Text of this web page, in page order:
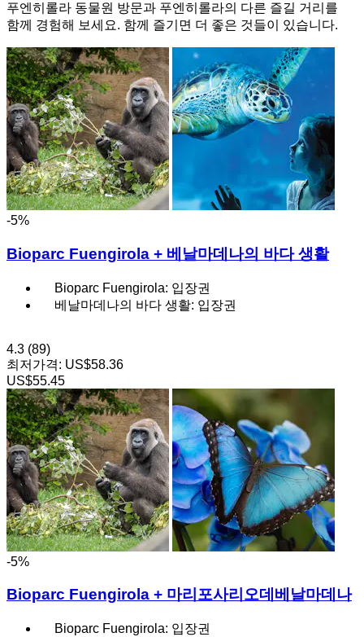
푸엔히롤라 동물원 방문과 푸엔히롤라의 다른 즐길 거리를
함께 경험해 보세요. 함께 즐기면 더 좋은 것들이 있습니다.
-5%
Bioparc Fuengirola + 베날마데나의 바다 생활
Bioparc Fuengirola: 입장권
베날마데나의 바다 생활: 입장권
4.3 (89)
최저가격: US$58.36
US$55.45
-5%
Bioparc Fuengirola + 마리포사리오데베날마데나
Bioparc Fuengirola: 입장권